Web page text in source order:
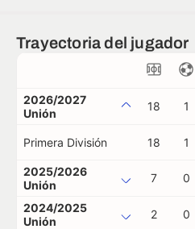
Trayectoria del jugador
2026/2027
Unión
18 1
Primera División 18 1
2025/2026
Unión
7 0
2024/2025
Unión
2 0